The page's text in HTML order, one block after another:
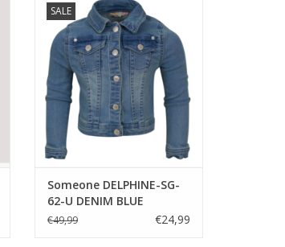
SALE
DENIM BLUE
TOEVOEGEN AAN WINKELWAGEN
Someone DELPHINE-SG-
62-U DENIM BLUE
€49,99 €24,99